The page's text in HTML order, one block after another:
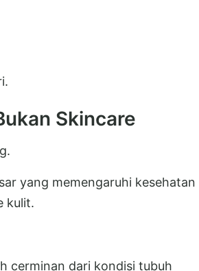
Skincare
yang memengaruhi kesehatan
kulit.
cerminan dari kondisi tubuh